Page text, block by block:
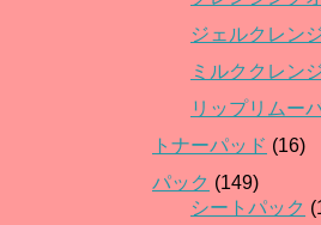
ジェルクレン
ミルククレン
リップリムー
トナーパッド (16)
パック (149)
シートパック